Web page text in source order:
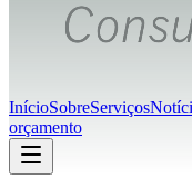
InícioSobreServiços
orçamento